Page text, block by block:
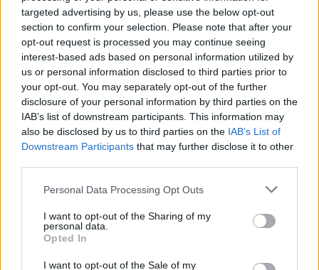
targeted advertising by us, please use the below opt-out
section to confirm your selection. Please note that after your
opt-out request is processed you may continue seeing
interest-based ads based on personal information utilized by
us or personal information disclosed to third parties prior to
your opt-out. You may separately opt-out of the further
disclosure of your personal information by third parties on the
IAB’s list of downstream participants. This information may
also be disclosed by us to third parties on the IAB’s List of
Downstream Participants that may further disclose it to other
Personal Data Processing Opt Outs
I want to opt-out of the Sharing of my
personal data.
Opted In
I want to opt-out of the Sale of my
20 czerwca 2026, 16:02
Hotel Gołębiewski już zweryfikował